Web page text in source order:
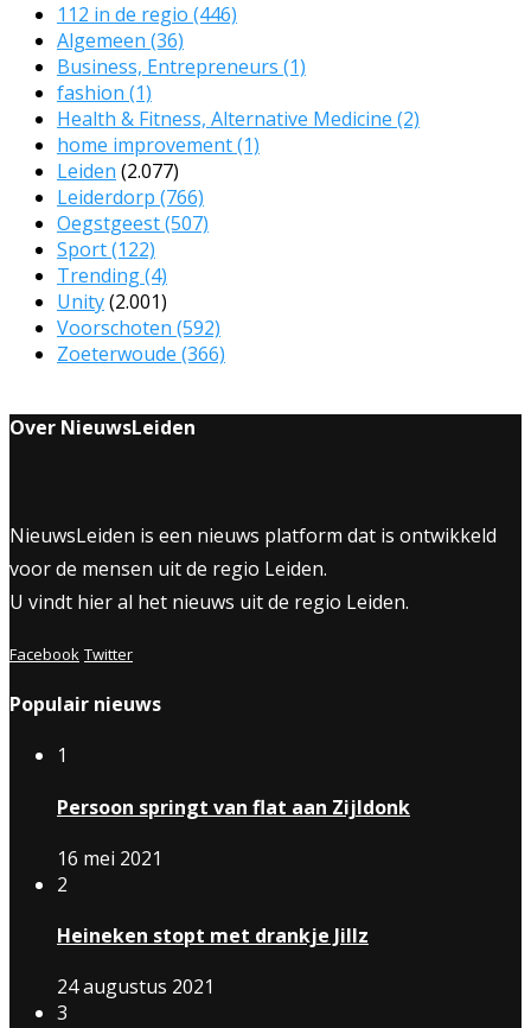
112 in de regio (446)
Algemeen (36)
Business, Entrepreneurs (1)
fashion (1)
Health & Fitness, Alternative Medicine (2)
home improvement(1)
Leiden (2.077)
Leiderdorp (766)
Oegstgeest(507)
Sport(122)
Trending(4)
Unity(2.001)
Voorschoten (592)
Zoeterwoude (366)
Over NieuwsLeiden
NieuwsLeiden is een nieuws platform dat is ontwikkeld
voor de mensen uit de regio Leiden.
U vindt hier al het nieuws uit de regio Leiden.
Facebook Twitter
Populair nieuws
1
Persoon springt van flat aan Zijldonk
16 mei 2021
2
Heineken stopt met drankje Jillz
24 augustus 2021
3